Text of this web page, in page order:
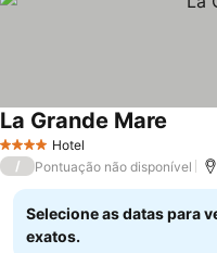
4 EstrelasHotel
La Grande Mare
/ Pontuação não disponível
Selecione as datas para
exatos.